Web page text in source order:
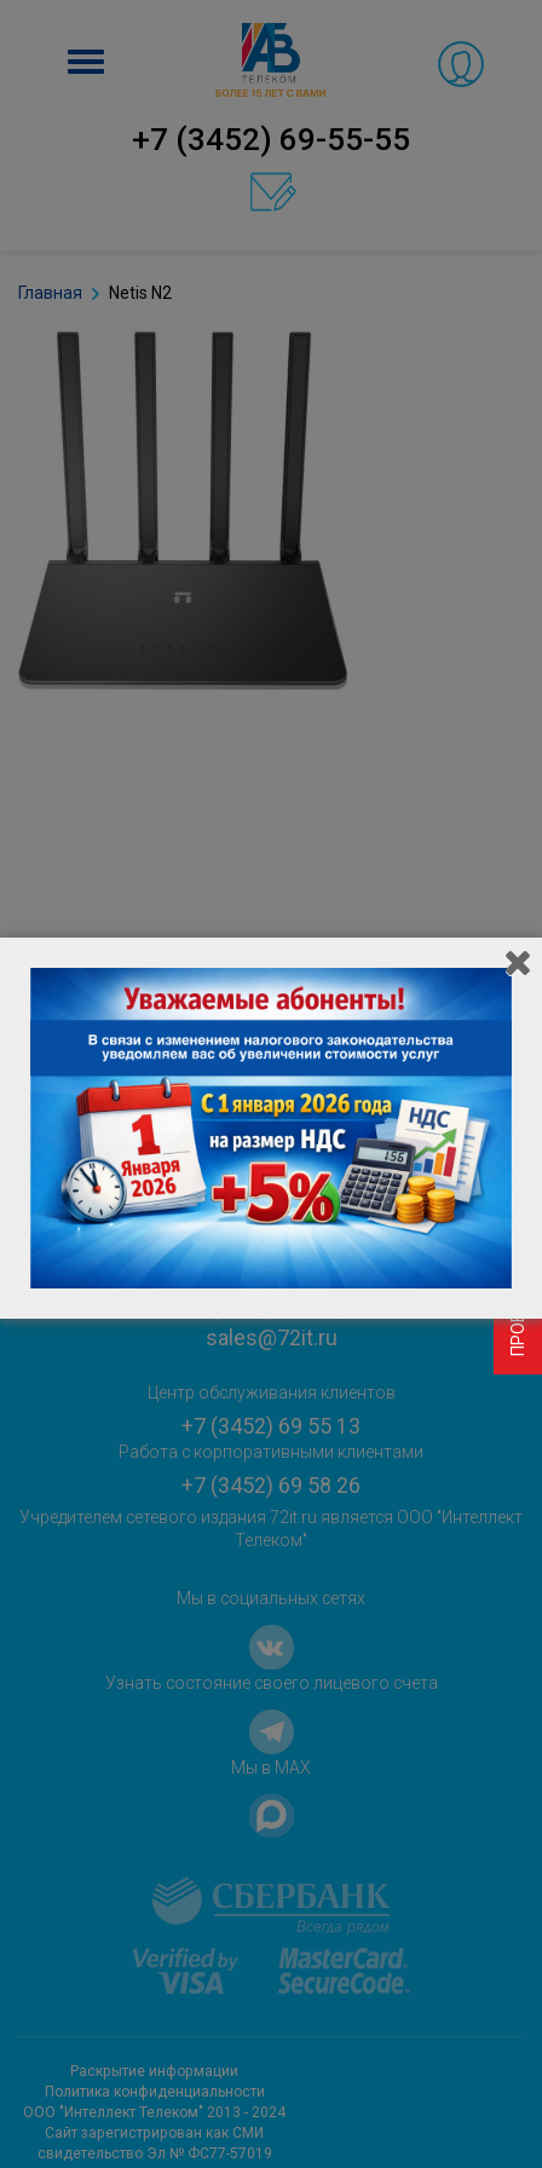
Включить
+7 (3452) 69-55-55
Главная Netis N2
ПРОВЕРИТЬ ВОЗМОЖНОСТЬ ПОДКЛЮЧЕНИЯ
ИНФОРМАЦИЯ ДЛЯ ПОТРЕБИТЕЛЯ
ВАКАНСИИ
ПРОВЕРИТЬ ВОЗМОЖНОСТЬ ПОДКЛЮЧЕНИЯ
Служба поддержки клиентов
+7 (3452) 69 55 55
sales@72it.ru
Главный редактор сетевого издания:
Горяева Е.Ю.
sales@72it.ru
Центр обслуживания клиентов
+7 (3452) 69 55 13
Работа с корпоративными клиентами
+7 (3452) 69 58 26
Учредителем сетевого издания 72it.ru является ООО "Интеллект
Телеком"
Мы в социальных сетях
Узнать состояние своего лицевого счета
Мы в MAX
Раскрытие информации
Политика конфиденциальности
ООО "Интеллект Телеком" 2013 - 2024
Cайт зарегистрирован как СМИ
свидетельство Эл № ФС77-57019